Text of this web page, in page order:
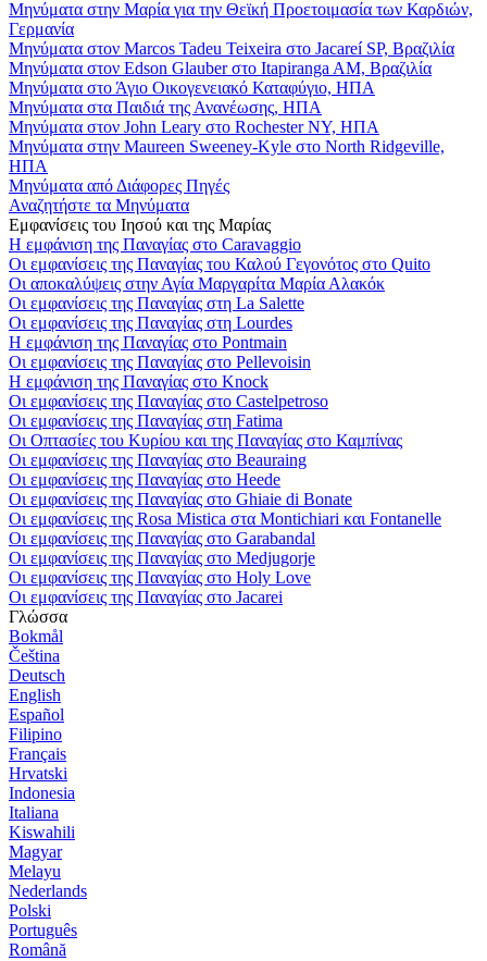
Μηνύματα στην Μαρία για την Θεϊκή Προετοιμασία των Καρδιών,
Γερμανία
Μηνύματα στον Marcos Tadeu Teixeira στο Jacareí SP, Βραζιλία
Μηνύματα στον Edson Glauber στο Itapiranga AM, Βραζιλία
Μηνύματα στο Άγιο Οικογενειακό Καταφύγιο, ΗΠΑ
Μηνύματα στα Παιδιά της Ανανέωσης, ΗΠΑ
Μηνύματα στον John Leary στο Rochester NY, ΗΠΑ
Μηνύματα στην Maureen Sweeney-Kyle στο North Ridgeville,
ΗΠΑ
Μηνύματα από Διάφορες Πηγές
Αναζητήστε τα Μηνύματα
Εμφανίσεις του Ιησού και της Μαρίας
Η εμφάνιση της Παναγίας στο Caravaggio
Οι εμφανίσεις της Παναγίας του Καλού Γεγονότος στο Quito
Οι αποκαλύψεις στην Αγία Μαργαρίτα Μαρία Αλακόκ
Οι εμφανίσεις της Παναγίας στη La Salette
Οι εμφανίσεις της Παναγίας στη Lourdes
Η εμφάνιση της Παναγίας στο Pontmain
Οι εμφανίσεις της Παναγίας στο Pellevoisin
Η εμφάνιση της Παναγίας στο Knock
Οι εμφανίσεις της Παναγίας στο Castelpetroso
Οι εμφανίσεις της Παναγίας στη Fatima
Οι Οπτασίες του Κυρίου και της Παναγίας στο Καμπίνας
Οι εμφανίσεις της Παναγίας στο Beauraing
Οι εμφανίσεις της Παναγίας στο Heede
Οι εμφανίσεις της Παναγίας στο Ghiaie di Bonate
Οι εμφανίσεις της Rosa Mistica στα Montichiari και Fontanelle
Οι εμφανίσεις της Παναγίας στο Garabandal
Οι εμφανίσεις της Παναγίας στο Medjugorje
Οι εμφανίσεις της Παναγίας στο Holy Love
Οι εμφανίσεις της Παναγίας στο Jacarei
Γλώσσα
Bokmål
Čeština
Deutsch
English
Español
Filipino
Français
Hrvatski
Indonesia
Italiana
Kiswahili
Magyar
Melayu
Nederlands
Polski
Português
Română